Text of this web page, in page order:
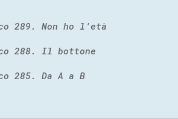
289. Non ho l’età
288. Il bottone
285. Da A a B